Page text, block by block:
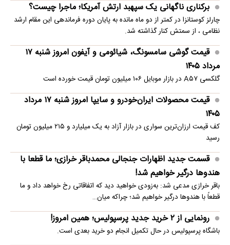
برکناری ناگهانی یک سپهبد ارتش آمریکا؛ ماجرا چیست؟
چارلز کوستانزا در کمتر از دو ماه مانده به پایان دوره فرماندهی این مقام ارشد
نظامی ، از سمتش کنار گذاشته شد.
قیمت گوشی سامسونگ، شیائومی و آیفون امروز شنبه ۱۷
مرداد ۱۴۰۵
گلکسی A۵۷ در بازار موبایل ۱۰۶ میلیون تومان قیمت خورده است
قیمت محصولات ایران‌خودرو و سایپا امروز شنبه ۱۷ مرداد
۱۴۰۵
کف قیمت ارزان‌ترین سواری در بازار آزاد به یک میلیارد و ۲۱۵ میلیون تومان
رسید
قسمت جدید اظهارات جنجالی محمدباقر خرازی؛ ما قطعا با
هندوها درگیر خواهیم شد!
باقر خرازی مدعی شد: به‌زودی خواهید دید که اتفاقاتی رخ خواهد داد و ما
قطعاً با هندوها درگیر خواهیم شد؛ چراکه میان…
رونمایی از ۲ خرید جدید پرسپولیس؛ همین امروز!
باشگاه پرسپولیس در حال تکمیل انجام دو خرید بعدی است.